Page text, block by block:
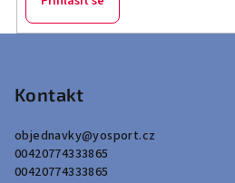
Kontakt
objednavky@yosport.cz
00420774333865
00420774333865